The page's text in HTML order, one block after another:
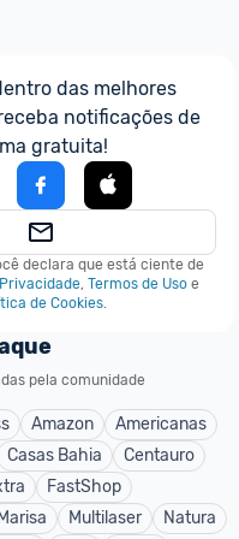
das melhores
notificações de
gratuita!
declara que está ciente de
, Termos de Uso e
de Cookies.
pela comunidade
Amazon
Americanas
Casas Bahia
Centauro
FastShop
Marisa Multilaser
Natura